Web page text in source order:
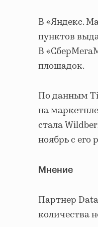
В «Яндекс.
пунктов
В
площадок.
По данным
на
стала
ноябрь с
Мнение
Партнер
количества